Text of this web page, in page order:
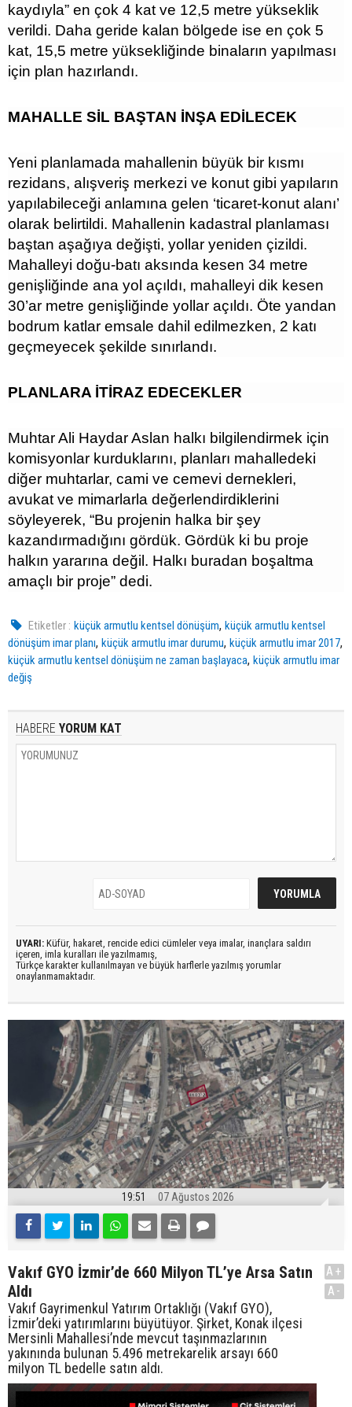
kaydıyla” en çok 4 kat ve 12,5 metre yükseklik
verildi. Daha geride kalan bölgede ise en çok 5
kat, 15,5 metre yüksekliğinde binaların yapılması
için plan hazırlandı.
MAHALLE SİL BAŞTAN İNŞA EDİLECEK
Yeni planlamada mahallenin büyük bir kısmı
rezidans, alışveriş merkezi ve konut gibi yapıların
yapılabileceği anlamına gelen ‘ticaret-konut alanı’
olarak belirtildi. Mahallenin kadastral planlaması
baştan aşağıya değişti, yollar yeniden çizildi.
Mahalleyi doğu-batı aksında kesen 34 metre
genişliğinde ana yol açıldı, mahalleyi dik kesen
30’ar metre genişliğinde yollar açıldı. Öte yandan
bodrum katlar emsale dahil edilmezken, 2 katı
geçmeyecek şekilde sınırlandı.
PLANLARA İTİRAZ EDECEKLER
Muhtar Ali Haydar Aslan halkı bilgilendirmek için
komisyonlar kurduklarını, planları mahalledeki
diğer muhtarlar, cami ve cemevi dernekleri,
avukat ve mimarlarla değerlendirdiklerini
söyleyerek, “Bu projenin halka bir şey
kazandırmadığını gördük. Gördük ki bu proje
halkın yararına değil. Halkı buradan boşaltma
amaçlı bir proje” dedi.
Etiketler : küçük armutlu kentsel dönüşüm,küçük armutlu kentsel
dönüşüm imar planı, küçük armutlu imar durumu, küçük armutlu imar 2017,
küçük armutlu kentsel dönüşüm ne zaman başlayaca, küçük armutlu imar
değiş
HABERE YORUM KAT
UYARI: Küfür, hakaret, rencide edici cümleler veya imalar, inançlara saldırı
içeren, imla kuralları ile yazılmamış,
Türkçe karakter kullanılmayan ve büyük harflerle yazılmış yorumlar
onaylanmamaktadır.
19:51 07 Ağustos 2026
Vakıf GYO İzmir’de 660 Milyon TL’ye Arsa Satın
Aldı
Vakıf Gayrimenkul Yatırım Ortaklığı (Vakıf GYO),
İzmir’deki yatırımlarını büyütüyor. Şirket, Konak ilçesi
Mersinli Mahallesi’nde mevcut taşınmazlarının
yakınında bulunan 5.496 metrekarelik arsayı 660
milyon TL bedelle satın aldı.
A+
A-